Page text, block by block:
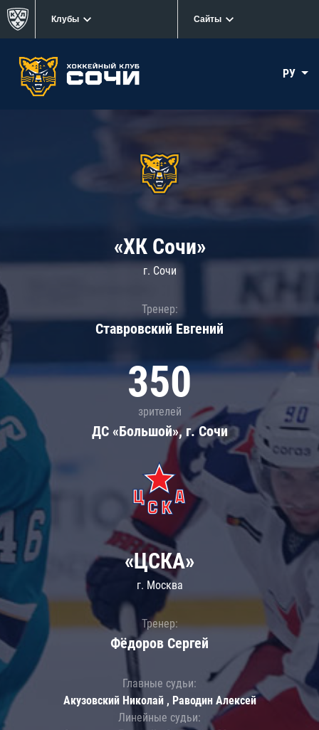
Клубы Сайты
РУ
«ХК Сочи»
г. Сочи
Тренер:
Ставровский Евгений
350
зрителей
ДС «Большой», г. Сочи
«ЦСКА»
г. Москва
Тренер:
Фёдоров Сергей
Главные судьи:
Акузовский Николай , Раводин Алексей
Линейные судьи: